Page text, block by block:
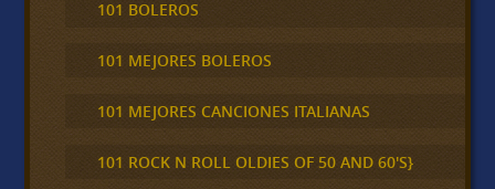
101 BOLEROS
101 MEJORES BOLEROS
101 MEJORES CANCIONES ITALIANAS
101 ROCK N ROLL OLDIES OF 50 AND 60'S}